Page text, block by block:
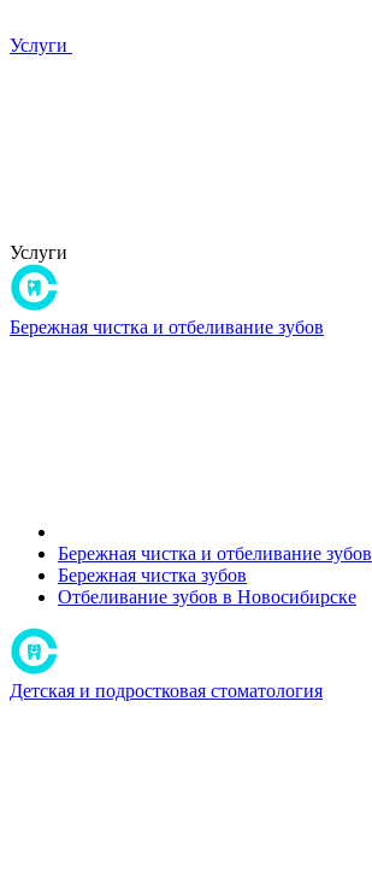
Услуги
Услуги
Бережная чистка и отбеливание зубов
Бережная чистка и отбеливание зубов
Бережная чистка зубов
Отбеливание зубов в Новосибирске
Детская и подростковая стоматология